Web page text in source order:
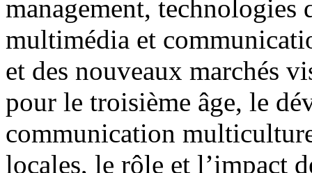
management, technologies
multimédia et
et des nouveaux marchés
pour le troisième âge, le
communication
locales, le rôle et l’impact